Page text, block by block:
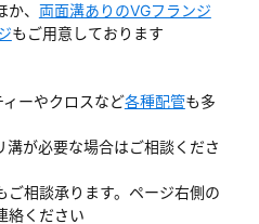
か、 両面溝ありのVGフランジ
もご用意しております
ーやクロスなど各種配管も多
溝が必要な場合はご相談くださ
ご相談承ります。ページ右側の
絡ください